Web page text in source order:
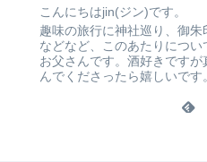
こんにちはjin(ジン)です。
趣味の旅行に神社巡り、御
などなど、このあたりにつ
お父さんです。酒好きです
んでくださったら嬉しいです